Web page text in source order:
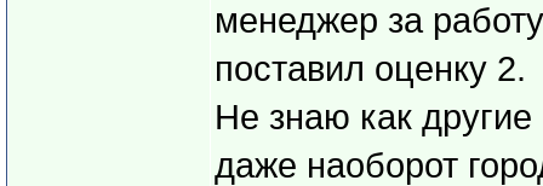
менеджер за
поставил оценку 2.
Не знаю как
даже наоборот